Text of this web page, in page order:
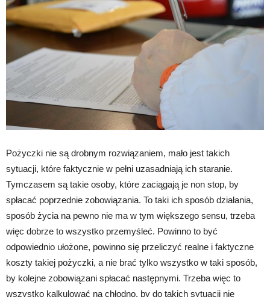
Pożyczki nie są drobnym rozwiązaniem, mało jest takich
sytuacji, które faktycznie w pełni uzasadniają ich staranie.
Tymczasem są takie osoby, które zaciągają je non stop, by
spłacać poprzednie zobowiązania. To taki ich sposób działania,
sposób życia na pewno nie ma w tym większego sensu, trzeba
więc dobrze to wszystko przemyśleć. Powinno to być
odpowiednio ułożone, powinno się przeliczyć realne i faktyczne
koszty takiej pożyczki, a nie brać tylko wszystko w taki sposób,
by kolejne zobowiązani spłacać następnymi. Trzeba więc to
wszystko kalkulować na chłodno, by do takich sytuacji nie